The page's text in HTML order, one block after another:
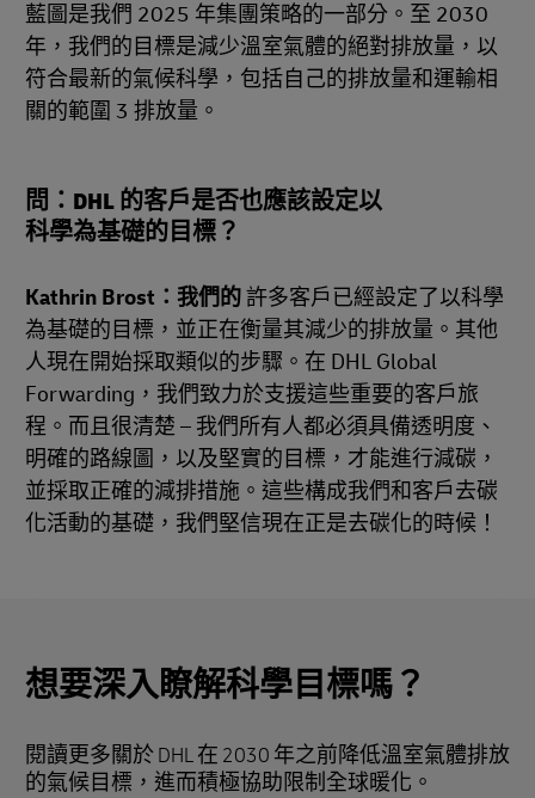
藍圖是我們 2025 年集團策略的一部分。至 2030
年，我們的目標是減少溫室氣體的絕對排放量，以
符合最新的氣候科學，包括自己的排放量和運輸相
關的範圍 3 排放量。
問：DHL 的客戶是否也應該設定以
科學為基礎的目標？
Kathrin Brost：我們的許多客戶已經設定了以科學
為基礎的目標，並正在衡量其減少的排放量。其他
人現在開始採取類似的步驟。在 DHL Global
Forwarding，我們致力於支援這些重要的客戶旅
程。而且很清楚 – 我們所有人都必須具備透明度、
明確的路線圖，以及堅實的目標，才能進行減碳，
並採取正確的減排措施。這些構成我們和客戶去碳
化活動的基礎，我們堅信現在正是去碳化的時候！
想要深入瞭解科學目標嗎？
閱讀更多關於 DHL 在 2030 年之前降低溫室氣體排放
的氣候目標，進而積極協助限制全球暖化。